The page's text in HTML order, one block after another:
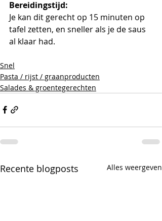
Bereidingstijd:
Je kan dit gerecht op 15 minuten op
tafel zetten, en sneller als je de saus
al klaar had.
Snel
Pasta / rijst / graanproducten
Salades & groentegerechten
Recente blogposts Alles weergeven